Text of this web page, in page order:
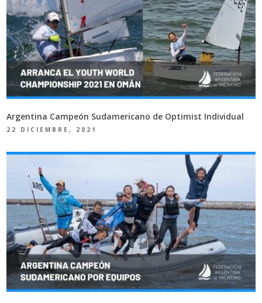
Argentina Campeón Sudamericano de Optimist Individual
22 DICIEMBRE, 2021